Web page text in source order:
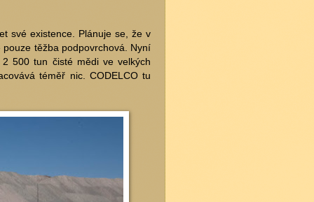
své existence. Plánuje se, že v
těžba podpovrchová. Nyní
500 tun čisté mědi ve velkých
téměř nic. CODELCO tu